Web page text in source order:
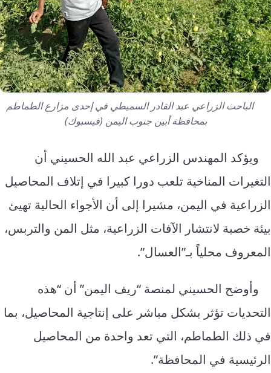
الباحث الزراعي عبد القادر السميطي في إحدى مزارع الطماطم
بمحافظة أبين جنوب اليمن (فيسبوك)
ويؤكد المهندس الزراعي عبد الله الحسيني أن
التغيرات المناخية تلعب دورا كبيرا في إتلاف المحاصيل
الزراعية في اليمن، مشيرا إلى أن الأجواء الحالية تهيئ
بيئة خصبة لانتشار الآفات الزراعية، مثل المن والتربس،
المعروف محلياً بـ”العسال”.
وأوضح الحسيني لمنصة “ريف اليمن” أن “هذه
التحديات تؤثر بشكل مباشر على إنتاجية المحاصيل، بما
في ذلك الطماطم، التي تعد واحدة من المحاصيل
الرئيسية في المحافظة”.